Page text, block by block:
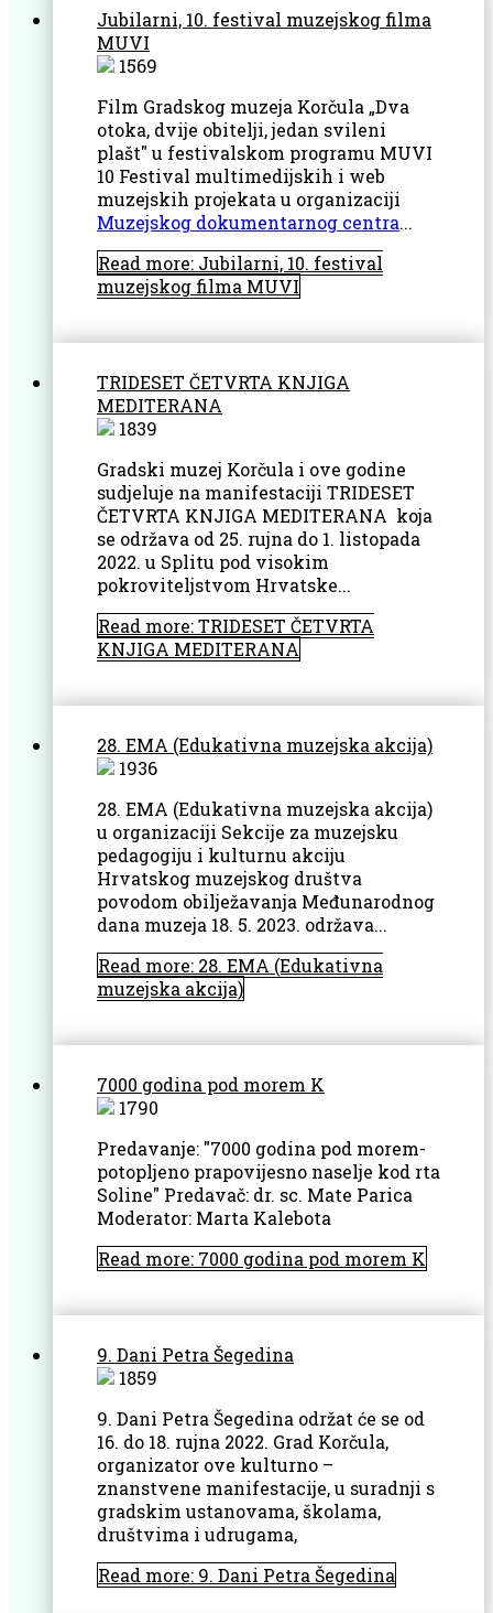
Jubilarni, 10. festival muzejskog filma
MUVI
1569
Film Gradskog muzeja Korčula „Dva
otoka, dvije obitelji, jedan svileni
plašt" u festivalskom programu MUVI
10 Festival multimedijskih i web
muzejskih projekata u organizaciji
Muzejskog dokumentarnog centra...
Read more: Jubilarni, 10. festival
muzejskog filma MUVI
TRIDESET ČETVRTA KNJIGA
MEDITERANA
1839
Gradski muzej Korčula i ove godine
sudjeluje na manifestaciji TRIDESET
ČETVRTA KNJIGA MEDITERANA koja
se održava od 25. rujna do 1. listopada
2022. u Splitu pod visokim
pokroviteljstvom Hrvatske...
Read more: TRIDESET ČETVRTA
KNJIGA MEDITERANA
28. EMA (Edukativna muzejska akcija)
1936
28. EMA (Edukativna muzejska akcija)
u organizaciji Sekcije za muzejsku
pedagogiju i kulturnu akciju
Hrvatskog muzejskog društva
povodom obilježavanja Međunarodnog
dana muzeja 18. 5. 2023. održava...
Read more: 28. EMA (Edukativna
muzejska akcija)
7000 godina pod morem K
1790
Predavanje: "7000 godina pod morem-
potopljeno prapovijesno naselje kod rta
Soline" Predavač: dr. sc. Mate Parica
Moderator: Marta Kalebota
Read more: 7000 godina pod morem K
9. Dani Petra Šegedina
1859
9. Dani Petra Šegedina održat će se od
16. do 18. rujna 2022. Grad Korčula,
organizator ove kulturno –
znanstvene manifestacije, u suradnji s
gradskim ustanovama, školama,
društvima i udrugama,
Read more: 9. Dani Petra Šegedina